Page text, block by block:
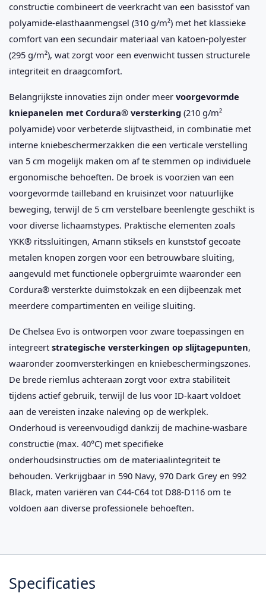
constructie combineert de veerkracht van een basisstof van
polyamide-elasthaanmengsel (310 g/m²) met het klassieke
comfort van een secundair materiaal van katoen-polyester
(295 g/m²), wat zorgt voor een evenwicht tussen structurele
integriteit en draagcomfort.
Belangrijkste innovaties zijn onder meer voorgevormde
kniepanelen met Cordura® versterking (210 g/m²
polyamide) voor verbeterde slijtvastheid, in combinatie met
interne kniebeschermerzakken die een verticale verstelling
van 5 cm mogelijk maken om af te stemmen op individuele
ergonomische behoeften. De broek is voorzien van een
voorgevormde tailleband en kruisinzet voor natuurlijke
beweging, terwijl de 5 cm verstelbare beenlengte geschikt is
voor diverse lichaamstypes. Praktische elementen zoals
YKK® ritssluitingen, Amann stiksels en kunststof gecoate
metalen knopen zorgen voor een betrouwbare sluiting,
aangevuld met functionele opbergruimte waaronder een
Cordura® versterkte duimstokzak en een dijbeenzak met
meerdere compartimenten en veilige sluiting.
De Chelsea Evo is ontworpen voor zware toepassingen en
integreert strategische versterkingen op slijtagepunten,
waaronder zoomversterkingen en kniebeschermingszones.
De brede riemlus achteraan zorgt voor extra stabiliteit
tijdens actief gebruik, terwijl de lus voor ID-kaart voldoet
aan de vereisten inzake naleving op de werkplek.
Onderhoud is vereenvoudigd dankzij de machine-wasbare
constructie (max. 40°C) met specifieke
onderhoudsinstructies om de materiaalintegriteit te
behouden. Verkrijgbaar in 590 Navy, 970 Dark Grey en 992
Black, maten variëren van C44-C64 tot D88-D116 om te
voldoen aan diverse professionele behoeften.
Specificaties